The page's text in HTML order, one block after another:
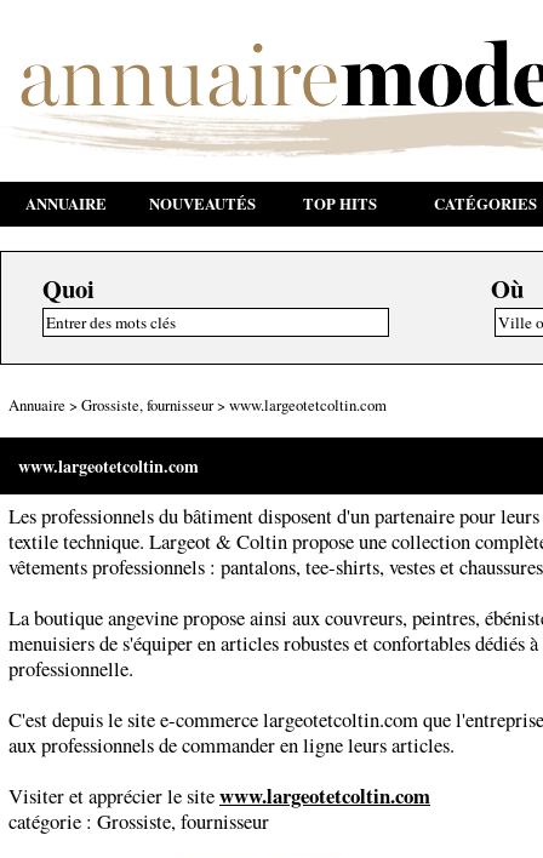
ANNUAIRE NOUVEAUTÉS TOP HITS CATÉGORIES
Quoi Où
Annuaire > Grossiste, fournisseur> www.largeotetcoltin.com
www.largeotetcoltin.com
Les professionnels du bâtiment disposent d'un partenaire pour leurs
textile technique. Largeot & Coltin propose une collection
vêtements professionnels : pantalons, tee-shirts, vestes et
La boutique angevine propose ainsi aux couvreurs, peintres,
menuisiers de s'équiper en articles robustes et confortables dédiés
professionnelle.
C'est depuis le site e-commerce largeotetcoltin.com que
aux professionnels de commander en ligne leurs articles.
Visiter et apprécier le sitewww.largeotetcoltin.com
catégorie : Grossiste, fournisseur